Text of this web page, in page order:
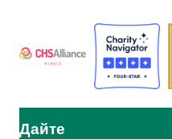
Дайте